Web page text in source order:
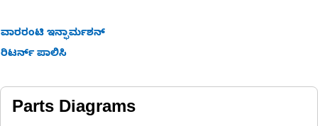
ವಾರರಂಟಿ ಇನ್ಫಾರ್ಮಶನ್
ರಿಟರ್ನ್ ಪಾಲಿಸಿ
Parts Diagrams